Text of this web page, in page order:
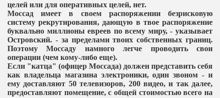
целей или для оперативных целей, нет.
Моссад имеет в своем распоряжении безрисковую
систему рекрутирования, дающую в твое распоряжение
буквально миллионы евреев по всему миру, - указывает
Островский. - за пределами твоих собственных границ.
Поэтому Моссаду намного легче проводить свои
операции (чем кому-либо еще).
Если "катца" (офицер Моссада) должен представить себя
как владельца магазина электроники, один звоном - и
ему доставляют 50 телевизоров, 200 видео, и так далее,
предоставляют помещение, с общей стоимостью всего на